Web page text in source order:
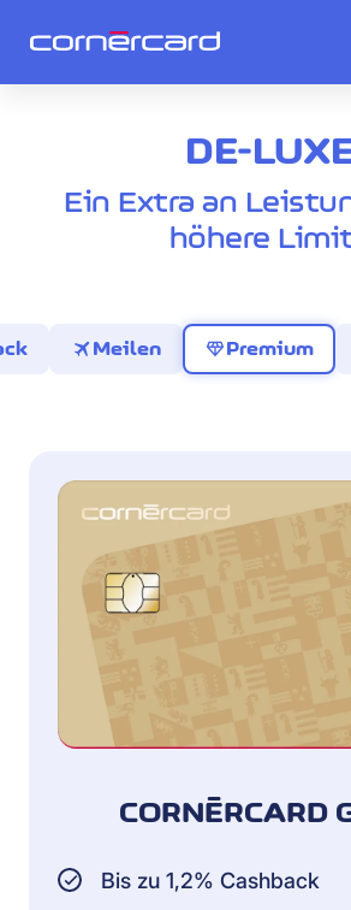
DE-
Ein Extra an
höhere
travel Meilen diamondPremium
CORNÈRCARD
Bis zu 1,2% Cashback